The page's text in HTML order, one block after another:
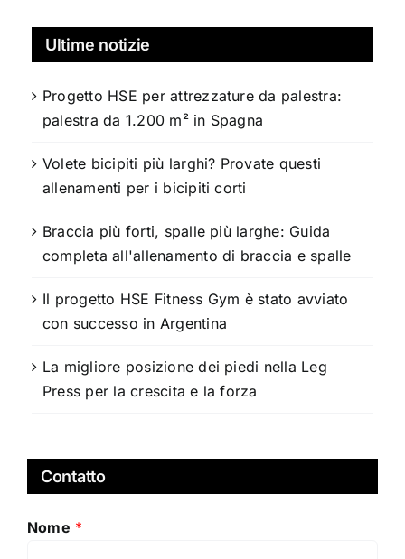
Ultime notizie
Progetto HSE per attrezzature da palestra:
palestra da 1.200 m² in Spagna
Volete bicipiti più larghi? Provate questi
allenamenti per i bicipiti corti
Braccia più forti, spalle più larghe: Guida
completa all'allenamento di braccia e spalle
Il progetto HSE Fitness Gym è stato avviato
con successo in Argentina
La migliore posizione dei piedi nella Leg
Press per la crescita e la forza
Contatto
Nome *